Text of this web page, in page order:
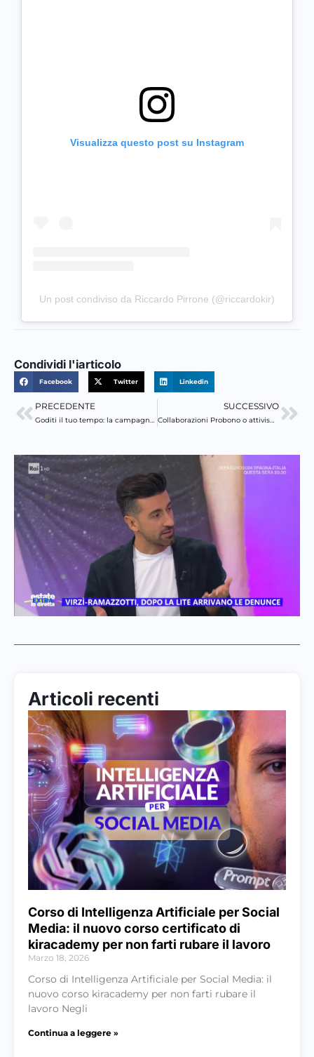
Visualizza questo post su Instagram
Un post condiviso da Riccardo Pirrone (@riccardokir)
Condividi l'iarticolo
Facebook Twitter Linkedin
Precedente
PRECEDENTE
Goditi il tuo tempo: la campagna per 3BMeteo ideata da kirweb
SUCCESSIVO
Collaborazioni Probono o attivismo?
Articoli recenti
Corso di Intelligenza Artificiale per Social
Media: il nuovo corso certificato di
kiracademy per non farti rubare il lavoro
Marzo 18, 2026
Corso di Intelligenza Artificiale per Social Media: il
nuovo corso kiracademy per non farti rubare il
lavoro Negli
Continua a leggere »